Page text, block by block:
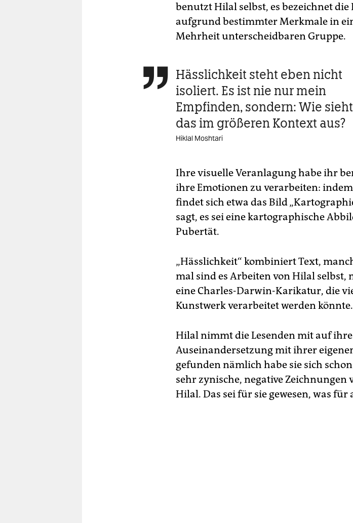
benutzt Hilal selbst, es bezeichnet
aufgrund bestimmter Merkmale in
Mehrheit unterscheidbaren Gruppe.
 Hässlichkeit steht eben nicht
isoliert. Es ist nie nur mein
Empfinden, sondern: Wie sieht
das im größeren Kontext aus?
Hiklal Moshtari
Ihre visuelle Veranlagung habe ihr
ihre Emotionen zu verarbeiten:
findet sich etwa das Bild
sagt, es sei eine kartographische
Pubertät.
„Hässlichkeit“ kombiniert Text,
mal sind es Arbeiten von Hilal selbst,
eine Charles-Darwin-Karikatur, die
Kunstwerk verarbeitet werden könnte.
Hilal nimmt die Lesenden mit auf ihre
Auseinandersetzung mit ihrer
gefunden nämlich habe sie sich
sehr zynische, negative Zeichnungen
Hilal. Das sei für sie gewesen, was für